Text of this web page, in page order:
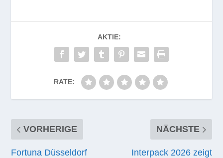
AKTIE:
RATE:
VORHERIGE
Fortuna Düsseldorf
NÄCHSTE
Interpack 2026 zeigt